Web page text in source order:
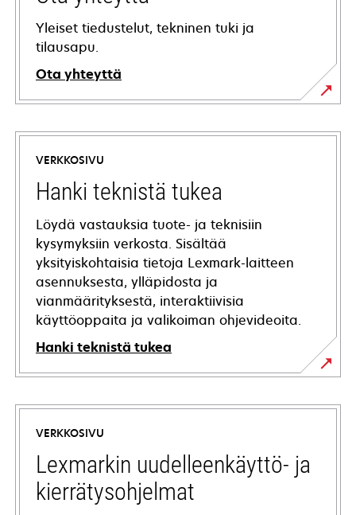
Yleiset tiedustelut, tekninen tuki ja
tilausapu.
Ota yhteyttä
VERKKOSIVU
Hanki teknistä tukea
Löydä vastauksia tuote- ja teknisiin
kysymyksiin verkosta. Sisältää
yksityiskohtaisia tietoja Lexmark-laitteen
asennuksesta, ylläpidosta ja
vianmäärityksestä, interaktiivisia
käyttöoppaita ja valikoiman ohjevideoita.
Hanki teknistä tukea
opens
in
new
tab
VERKKOSIVU
Lexmarkin uudelleenkäyttö- ja
kierrätysohjelmat